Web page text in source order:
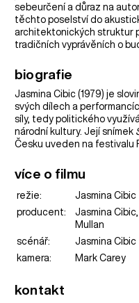
sebeurčení a důraz na
těchto poselství do
architektonických struktur
tradičních vyprávěních o
biografie
Jasmina Cibic (1979) je
svých dílech a
síly, tedy politického
národní kultury. Její snímek
Česku uveden na festivalu
více o filmu
režie:
Jasmina Cibic
producent:
Jasmina
Mullan
scénář:
Jasmina Cibic
kamera:
Mark Carey
kontakt